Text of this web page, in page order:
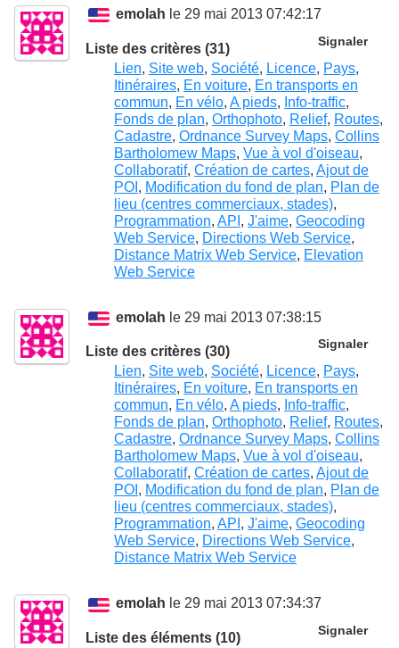
emolah le 29 mai 2013 07:42:17
Signaler
Liste des critères (31)
Lien, Site web, Société, Licence, Pays,
Itinéraires, En voiture, En transports en
commun, En vélo, A pieds, Info-traffic,
Fonds de plan, Orthophoto, Relief, Routes,
Cadastre, Ordnance Survey Maps, Collins
Bartholomew Maps, Vue à vol d'oiseau,
Collaboratif, Création de cartes, Ajout de
POI , Modification du fond de plan, Plan de
lieu (centres commerciaux, stades),
Programmation, API , J'aime, Geocoding
Web Service, Directions Web Service,
Distance Matrix Web Service, Elevation
Web Service
emolah le 29 mai 2013 07:38:15
Signaler
Liste des critères (30)
Lien, Site web, Société, Licence, Pays,
Itinéraires, En voiture, En transports en
commun, En vélo, A pieds, Info-traffic,
Fonds de plan, Orthophoto, Relief, Routes,
Cadastre, Ordnance Survey Maps, Collins
Bartholomew Maps, Vue à vol d'oiseau,
Collaboratif, Création de cartes, Ajout de
POI , Modification du fond de plan, Plan de
lieu (centres commerciaux, stades),
Programmation, API , J'aime, Geocoding
Web Service, Directions Web Service,
Distance Matrix Web Service
emolah le 29 mai 2013 07:34:37
Signaler
Liste des éléments (10)